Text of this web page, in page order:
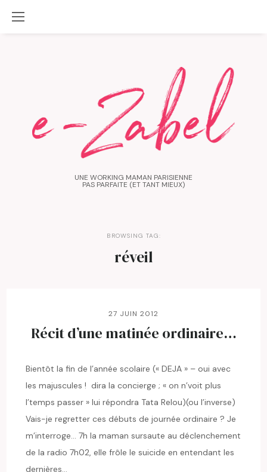
UNE WORKING MAMAN PARISIENNE
PAS PARFAITE (ET TANT MIEUX)
BROWSING TAG:
réveil
27 JUIN 2012
Récit d’une matinée ordinaire…
Bientôt la fin de l’année scolaire (« DEJA » – oui avec
les majuscules ! dira la concierge ; « on n’voit plus
l’temps passer » lui répondra Tata Relou)(ou l’inverse)
Vais-je regretter ces débuts de journée ordinaire ? Je
m’interroge… 7h la maman sursaute au déclenchement
de la radio 7h02, elle frôle le suicide en entendant les
dernières…